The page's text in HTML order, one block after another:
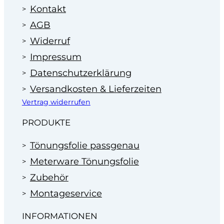
Kontakt
AGB
Widerruf
Impressum
Datenschutzerklärung
Versandkosten & Lieferzeiten
Vertrag widerrufen
PRODUKTE
Tönungsfolie passgenau
Meterware Tönungsfolie
Zubehör
Montageservice
INFORMATIONEN